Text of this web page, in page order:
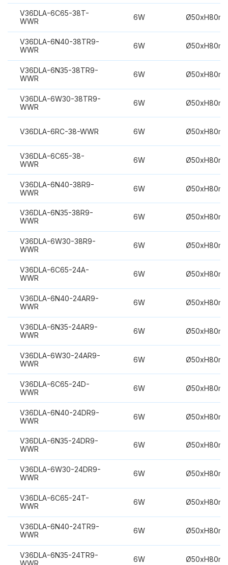
V36DLA-6C65-38T-
WWR
6W
V36DLA-6N40-38TR9-
WWR
6W
V36DLA-6N35-38TR9-
WWR
6W
V36DLA-6W30-38TR9-
WWR
6W
V36DLA-6RC-38-WWR 6W
V36DLA-6C65-38-
WWR
6W
V36DLA-6N40-38R9-
WWR
6W
V36DLA-6N35-38R9-
WWR
6W
V36DLA-6W30-38R9-
WWR
6W
V36DLA-6C65-24A-
WWR
6W
V36DLA-6N40-24AR9-
WWR
6W
V36DLA-6N35-24AR9-
WWR
6W
V36DLA-6W30-24AR9-
WWR
6W
V36DLA-6C65-24D-
WWR
6W
V36DLA-6N40-24DR9-
WWR
6W
V36DLA-6N35-24DR9-
WWR
6W
V36DLA-6W30-24DR9-
WWR
6W
V36DLA-6C65-24T-
WWR
6W
V36DLA-6N40-24TR9-
WWR
6W
V36DLA-6N35-24TR9-
WWR
6W